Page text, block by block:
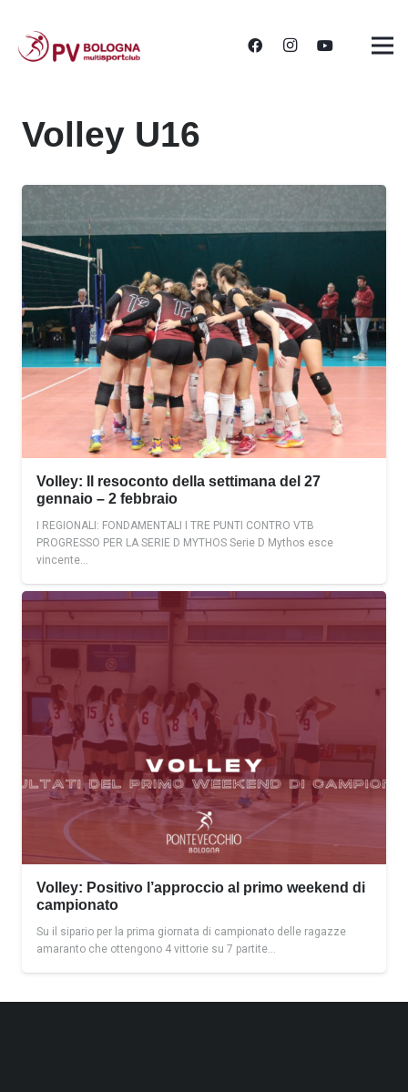
Volley U16
Volley: Il resoconto della settimana del 27
gennaio – 2 febbraio
I REGIONALI: FONDAMENTALI I TRE PUNTI CONTRO VTB
PROGRESSO PER LA SERIE D MYTHOS Serie D Mythos esce
vincente…
Volley: Positivo l’approccio al primo weekend di
campionato
Su il sipario per la prima giornata di campionato delle ragazze
amaranto che ottengono 4 vittorie su 7 partite…